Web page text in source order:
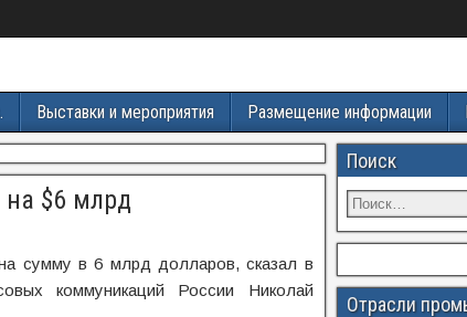
Выставки и мероприятия Размещение информации
на $6 млрд
сумму в 6 млрд долларов, сказал в
коммуникаций России Николай
Поиск
Отрасли